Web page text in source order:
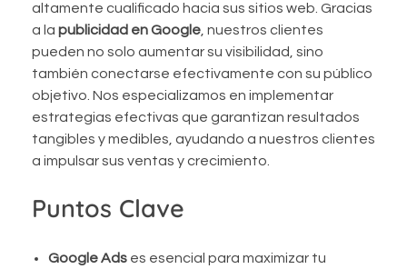
altamente cualificado hacia sus sitios web. Gracias
a la publicidad en Google, nuestros clientes
pueden no solo aumentar su visibilidad, sino
también conectarse efectivamente con su público
objetivo. Nos especializamos en implementar
estrategias efectivas que garantizan resultados
tangibles y medibles, ayudando a nuestros clientes
a impulsar sus ventas y crecimiento.
Puntos Clave
Google Adses esencial para maximizar tu